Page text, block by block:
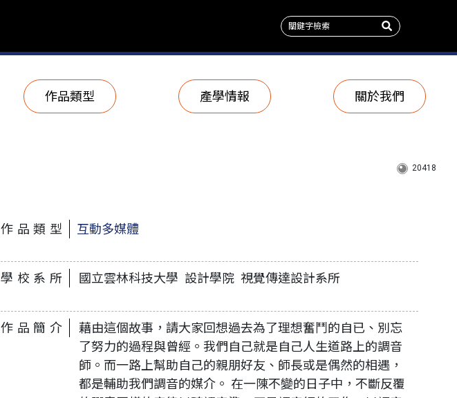
作品類型 產學情報 關於我們
20418
作品類型 互動多媒體
學校系所 國立雲林科技大學 設計學院 視覺傳達設計系所
作品簡介
藉由這個故事，請大家回想過去為了理想奮鬥的自已、別忘
了努力的過程與曾經。我們自己就是自己人生道路上的調音
師。而一路上幫助自己的親朋好友、師長或是偶然的相遇，
都是輔助我們調音的媒介。 在一陳不變的日子中，不斷反覆